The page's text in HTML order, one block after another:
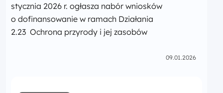
stycznia 2026 r. ogłasza nabór wniosków
o dofinansowanie w ramach Działania
2.23 Ochrona przyrody i jej zasobów
09.01.2026